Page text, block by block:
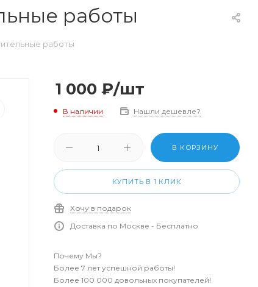
работы
работы
1 000 ₽/шт
В наличии Нашли дешевле?
В КОРЗИНУ
КУПИТЬ В 1 КЛИК
Хочу в подарок
Доставка по Москве - Бесплатно
Почему Мы?
Более 7 лет успешной работы!
Более 100 000 довольных покупателей!